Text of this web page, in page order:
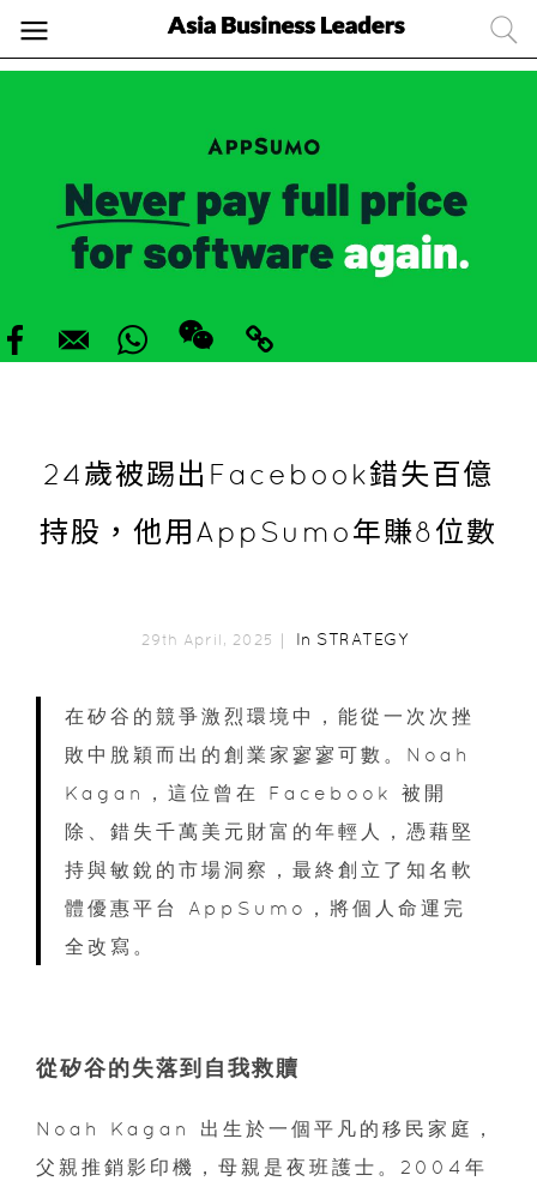
24歲被踢出Facebook錯失百億
持股，他用AppSumo年賺8位數
29th April, 2025｜ In STRATEGY
在矽谷的競爭激烈環境中，能從一次次挫
敗中脫穎而出的創業家寥寥可數。Noah
Kagan，這位曾在 Facebook 被開
除、錯失千萬美元財富的年輕人，憑藉堅
持與敏銳的市場洞察，最終創立了知名軟
體優惠平台 AppSumo，將個人命運完
全改寫。
從矽谷的失落到自我救贖
Noah Kagan 出生於一個平凡的移民家庭，
父親推銷影印機，母親是夜班護士。2004年